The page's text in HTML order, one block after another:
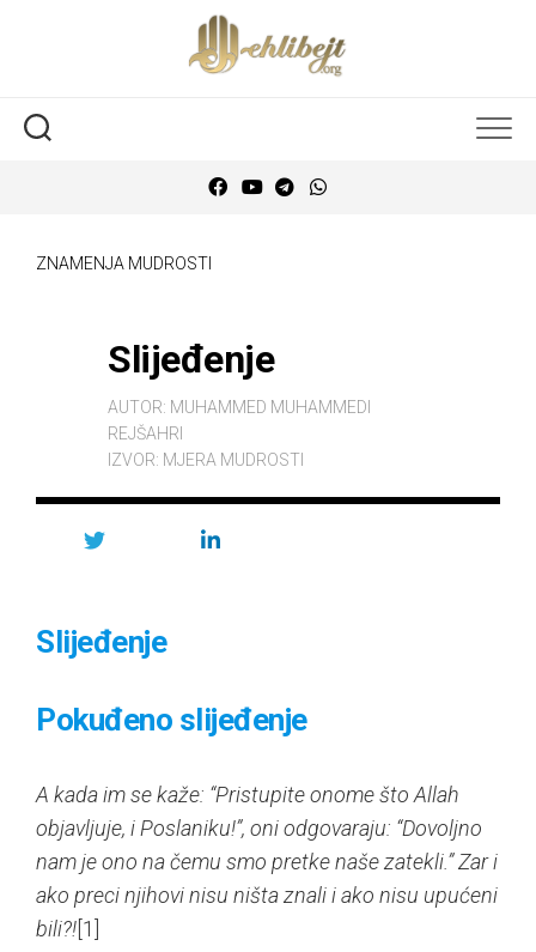
ZNAMENJA MUDROSTI
Slijeđenje
AUTOR: MUHAMMED MUHAMMEDI
REJŠAHRI
IZVOR: MJERA MUDROSTI
Slijeđenje
Pokuđeno slijeđenje
A kada im se kaže: “Pristupite onome što Allah
objavljuje, i Poslaniku!”, oni odgovaraju: “Dovoljno
nam je ono na čemu smo pretke naše zatekli.” Zar i
ako preci njihovi nisu ništa znali i ako nisu upućeni
bili?! [1]